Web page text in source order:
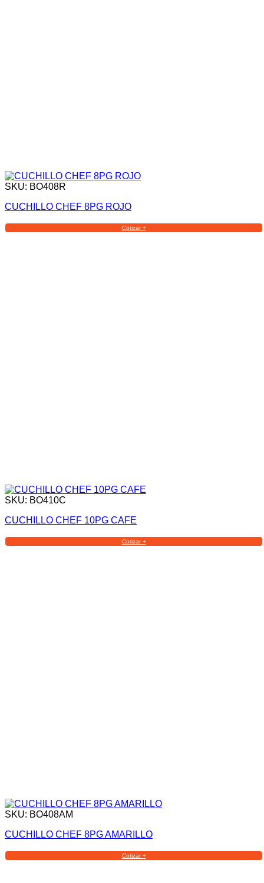
SKU: BO408R
CUCHILLO CHEF 8PG ROJO
Cotizar +
SKU: BO410C
CUCHILLO CHEF 10PG CAFE
Cotizar +
SKU: BO408AM
CUCHILLO CHEF 8PG AMARILLO
Cotizar +